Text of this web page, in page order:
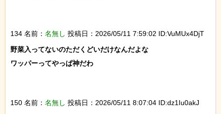
134 名前： 名無し 投稿日：2026/05/11 7:59:02 ID:VuMUx4DjT
野菜入ってないのただくどいだけなんだよな
ワッパーってやっぱ神だわ
150 名前： 名無し 投稿日：2026/05/11 8:07:04 ID:dz1Iu0akJ